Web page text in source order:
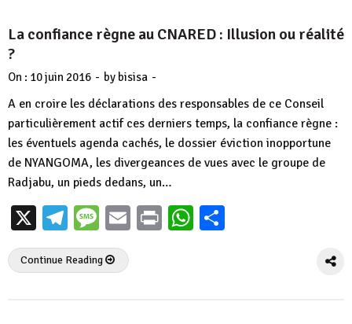
La confiance règne au CNARED : Illusion ou réalité
?
On : 10 juin 2016 - by bisisa -
A en croire les déclarations des responsables de ce Conseil
particulièrement actif ces derniers temps, la confiance règne :
les éventuels agenda cachés, le dossier éviction inopportune
de NYANGOMA, les divergeances de vues avec le groupe de
Radjabu, un pieds dedans, un…
X Telegram
Message
EmailPrintWhatsApp
Continue Reading